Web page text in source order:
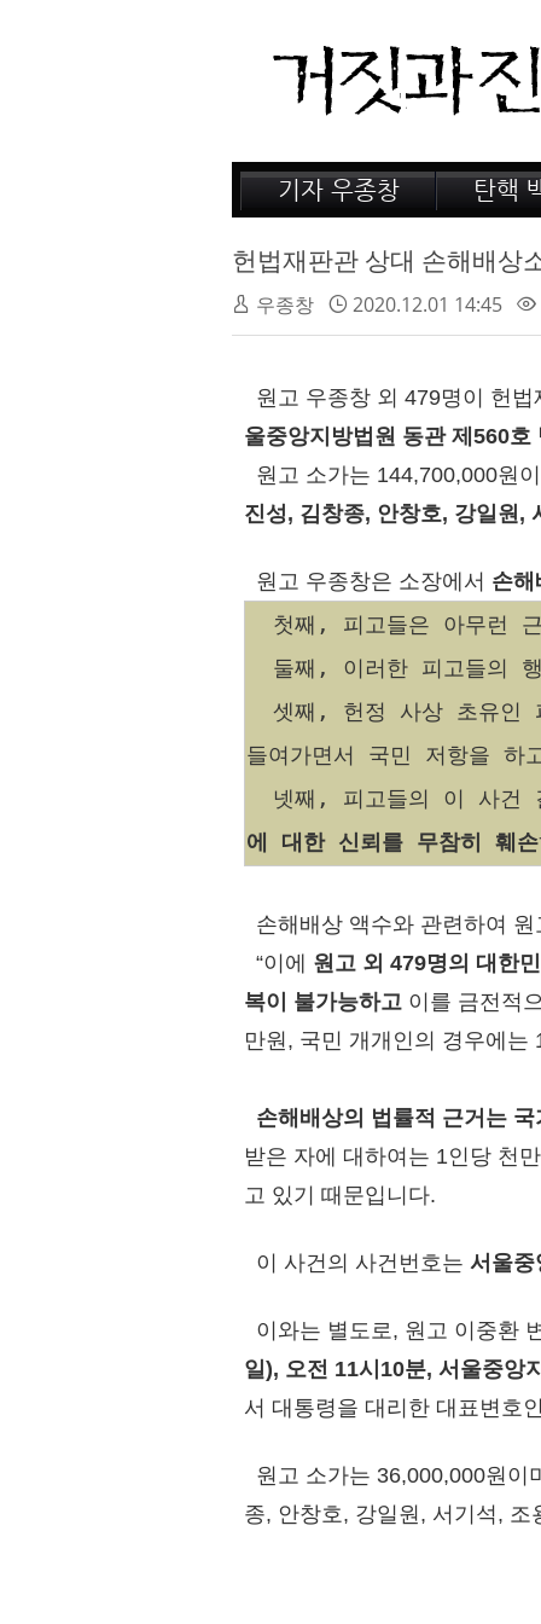
기자 우종창
저서 소개
감옥 이야기
탄핵
거짓의
법정
인터뷰
헌법재판관 상대 손해배상
우종창 2020.12.01 14:45
원고 우종창 외 479명이 헌
울중앙지방법원 동관 제560호
원고 소가는 144,700,000원
진성, 김창종, 안창호, 강일원,
원고 우종창은 소장에서 손해
첫째, 피고들은 아무런
둘째, 이러한 피고들의
셋째, 헌정 사상 초유인
들여가면서 국민 저항을
넷째, 피고들의 이 사건
에 대한 신뢰를 무참히 훼손
손해배상 액수와 관련하여
“이에 원고 외 479명의 대한
복이 불가능하고 이를 금전적
만원, 국민 개개인의 경우에는
손해배상의 법률적 근거는
받은 자에 대하여는 1인당 천
고 있기 때문입니다.
이 사건의 사건번호는 서울중
이와는 별도로, 원고 이중환
일), 오전 11시10분, 서울중앙
서 대통령을 대리한 대표변호
원고 소가는 36,000,000원이
종, 안창호, 강일원, 서기석,